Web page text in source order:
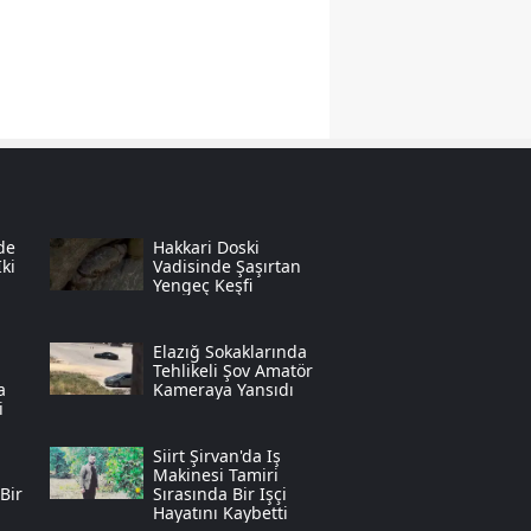
Tekirdağ
Tokat
Tunceli
Uşak
Hakkari Doski
Vadisinde Şaşırtan
Yengeç Keşfi
Elazığ Sokaklarında
Tehlikeli Şov Amatör
Kameraya Yansıdı
Siirt Şirvan'da Iş
Makinesi Tamiri
Sırasında Bir Işçi
Hayatını Kaybetti